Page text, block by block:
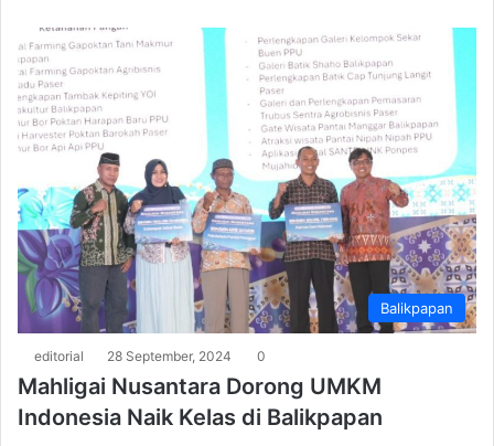
Balikpapan
editorial 28 September, 2024 0
Mahligai Nusantara Dorong UMKM
Indonesia Naik Kelas di Balikpapan